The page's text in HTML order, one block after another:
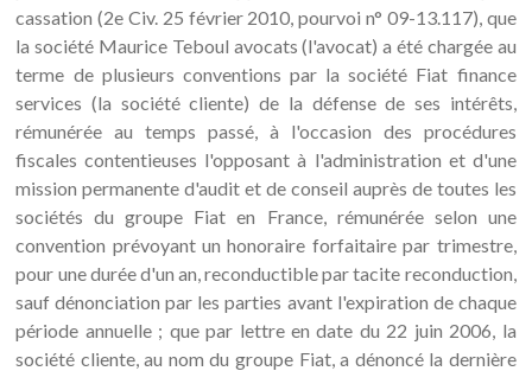
cassation (2e Civ. 25 février 2010, pourvoi n° 09-13.117), que
la société Maurice Teboul avocats (l'avocat) a été chargée au
terme de plusieurs conventions par la société Fiat finance
services (la société cliente) de la défense de ses intérêts,
rémunérée au temps passé, à l'occasion des procédures
fiscales contentieuses l'opposant à l'administration et d'une
mission permanente d'audit et de conseil auprès de toutes les
sociétés du groupe Fiat en France, rémunérée selon une
convention prévoyant un honoraire forfaitaire par trimestre,
pour une durée d'un an, reconductible par tacite reconduction,
sauf dénonciation par les parties avant l'expiration de chaque
période annuelle ; que par lettre en date du 22 juin 2006, la
société cliente, au nom du groupe Fiat, a dénoncé la dernière